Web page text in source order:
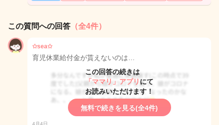
この質問への回答 （全4件）
✩sea✩
育児休業給付金が貰えないのは…
この回答の続きは
「ママリ」アプリ にて
お読みいただけます！
無料で続きを見る(全4件)
4月4日